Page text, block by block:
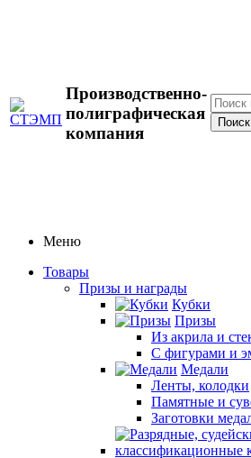
Производственно-
полиграфическая
компания
Меню
Товары
Призы и награды
Кубки
Призы
Из акрила и
С фигурами и
Медали
Ленты, колодки
Памятные и
Заготовки